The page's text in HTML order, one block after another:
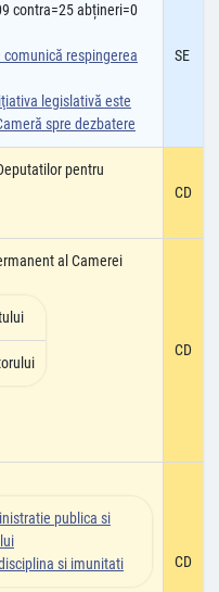
contra=25 abțineri=0
respingerea
legislativă este
spre dezbatere
SE
pentru
CD
al Camerei
CD
publica si
si imunitati
CD